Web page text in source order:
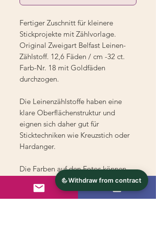
Fertiger Zuschnitt für kleinere
Stickprojekte mit Zählvorlage.
Original Zweigart Belfast Leinen-
Zählstoff. 12,6 Fäden / cm -32 ct.
Farb-Nr. 18 mit Goldfäden
durchzogen.
Die Leinenzählstoffe haben eine
klare Oberflächenstruktur und
eignen sich daher gut für
Sticktechniken wie Kreuzstich oder
Hardanger.
Die Farben auf den Fotos können
vom Original abweichen.